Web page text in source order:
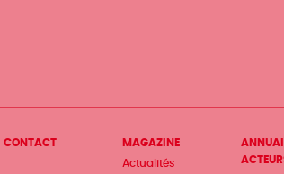
Menu
CONTACT
MAGAZINE
Actualités